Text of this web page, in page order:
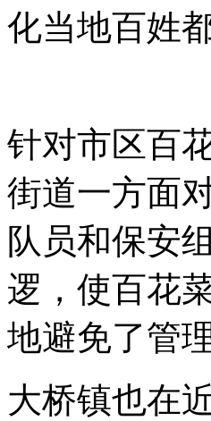
化当地百姓
针对市区百
街道一方面
队员和保安
逻，使百花
地避免了管
大桥镇也在